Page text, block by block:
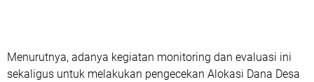
Menurutnya, adanya kegiatan monitoring dan evaluasi ini
sekaligus untuk melakukan pengecekan Alokasi Dana Desa